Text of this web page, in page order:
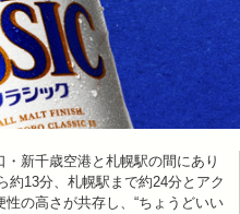
新千歳空港と札幌駅の間にあり
約13分、札幌駅まで約24分とアク
の高さが共存し、“ちょうどいい